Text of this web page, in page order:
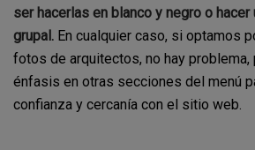
ser hacerlas en blanco y negro o
grupal. En cualquier caso, si optamos
fotos de arquitectos, no hay problema,
énfasis en otras secciones del menú
confianza y cercanía con el sitio web.